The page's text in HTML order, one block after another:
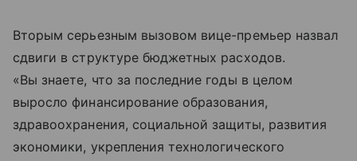
Вторым серьезным вызовом вице-премьер назвал
сдвиги в структуре бюджетных расходов.
«Вы знаете, что за последние годы в целом
выросло финансирование образования,
здравоохранения, социальной защиты, развития
экономики, укрепления технологического